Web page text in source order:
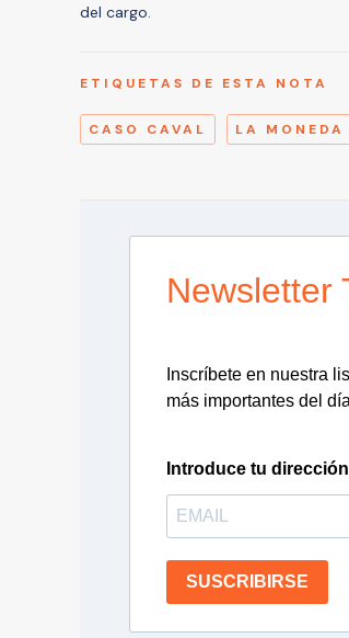
del cargo.
ETIQUETAS DE ESTA NOTA
CASO CAVAL LA MONEDA
Newsletter
Inscríbete en nuestra
más importantes del
Introduce tu
SUSCRIBIRSE